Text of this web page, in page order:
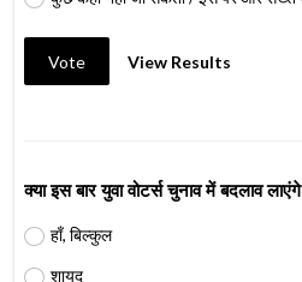
Vote View Results
क्या इस बार युवा वोटर्स चुनाव में बदलाव
हाँ, बिल्कुल
शायद